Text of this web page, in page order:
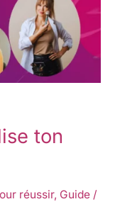
ton
réussir, Guide /